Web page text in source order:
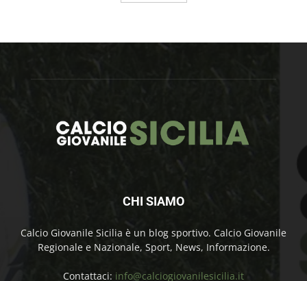
CHI SIAMO
Calcio Giovanile Sicilia è un blog sportivo. Calcio Giovanile
Regionale e Nazionale, Sport, News, Informazione.
Contattaci: info@calciogiovanilesicilia.it